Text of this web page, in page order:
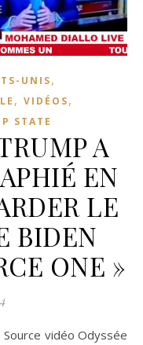
UNIS,
, VIDÉOS,
STATE
A
EN
LE
BIDEN
ONE »